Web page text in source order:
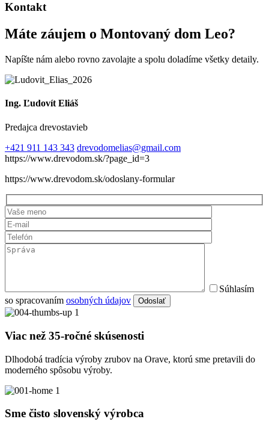
Kontakt
Máte záujem o Montovaný dom Leo?
Napíšte nám alebo rovno zavolajte a spolu doladíme všetky detaily.
Ing. Ľudovít Eliáš
Predajca drevostavieb
+421 911 143 343 drevodomelias@gmail.com
https://www.drevodom.sk/?page_id=3
https://www.drevodom.sk/odoslany-formular
Súhlasím
so spracovaním osobných údajov Odoslať
Viac než 35-ročné skúsenosti
Dlhodobá tradícia výroby zrubov na Orave, ktorú sme pretavili do
moderného spôsobu výroby.
Sme čisto slovenský výrobca